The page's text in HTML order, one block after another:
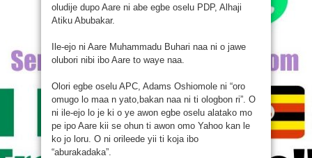
oludije dupo Aare ni abe egbe oselu PDP, Alhaji
Atiku Abubakar.
Ile-ejo ni Aare Muhammadu Buhari naa ni o jawe
olubori nibi ibo Aare to waye naa.
Olori egbe oselu APC, Adams Oshiomole ni “oro
omugo lo maa n yato,bakan naa ni ti ologbon ri”. O
ni ile-ejo lo je ki o ye awon egbe oselu alatako mo
pe ipo Aare kii se ohun ti awon omo Yahoo kan le
ko jo loru. O ni orileede yii ti koja ibo
“aburakadaka”.